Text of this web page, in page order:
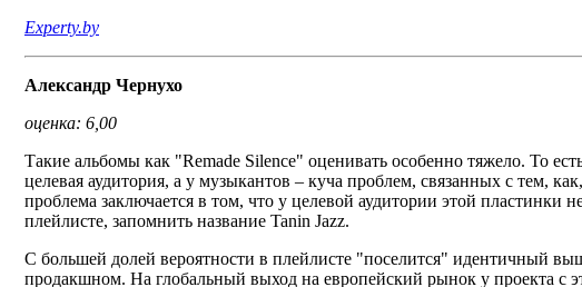
Experty.by
Александр Чернухо
оценка: 6,00
Такие альбомы как "Remade Silence" оценивать особенно тяжело. То
целевая аудитория, а у музыкантов – куча проблем, связанных с тем,
проблема заключается в том, что у целевой аудитории этой пластинки
плейлисте, запомнить название Tanin Jazz.
С большей долей вероятности в плейлисте "поселится" идентичный
продакшном. На глобальный выход на европейский рынок у проекта